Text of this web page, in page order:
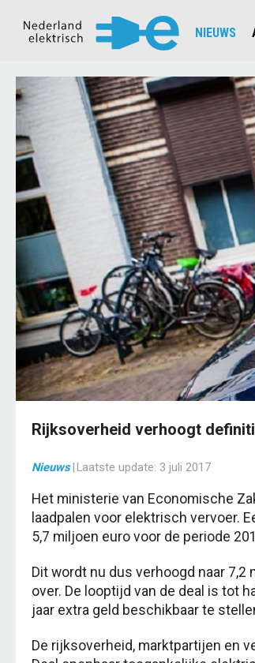
NIEUWS
CIJFERS
Rijksoverheid verhoogt
Nieuws|Laatste update: 3 juli 2017
Het ministerie van Economische
laadpalen voor elektrisch vervoer.
5,7 miljoen euro voor de periode
Dit wordt nu dus verhoogd naar
over. De looptijd van de deal is tot
jaar extra geld beschikbaar te
De rijksoverheid, marktpartijen en